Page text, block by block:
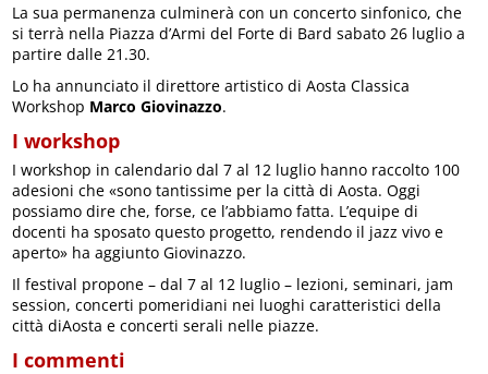
La sua permanenza culminerà con un concerto sinfonico, che
si terrà nella Piazza d’Armi del Forte di Bard sabato 26 luglio a
partire dalle 21.30.
Lo ha annunciato il direttore artistico di Aosta Classica
Workshop Marco Giovinazzo.
I workshop
I workshop in calendario dal 7 al 12 luglio hanno raccolto 100
adesioni che «sono tantissime per la città di Aosta. Oggi
possiamo dire che, forse, ce l’abbiamo fatta. L’equipe di
docenti ha sposato questo progetto, rendendo il jazz vivo e
aperto» ha aggiunto Giovinazzo.
Il festival propone – dal 7 al 12 luglio – lezioni, seminari, jam
session, concerti pomeridiani nei luoghi caratteristici della
città diAosta e concerti serali nelle piazze.
I commenti